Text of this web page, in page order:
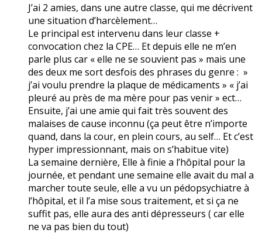
J’ai 2 amies, dans une autre classe, qui me décrivent
une situation d’harcèlement…
Le principal est intervenu dans leur classe +
convocation chez la CPE… Et depuis elle ne m’en
parle plus car « elle ne se souvient pas » mais une
des deux me sort desfois des phrases du genre : »
j’ai voulu prendre la plaque de médicaments » « j’ai
pleuré au près de ma mère pour pas venir » ect…
Ensuite, j’ai une amie qui fait très souvent des
malaises de cause inconnu (ça peut être n’importe
quand, dans la cour, en plein cours, au self… Et c’est
hyper impressionnant, mais on s’habitue vite)
La semaine dernière, Elle à finie a l’hôpital pour la
journée, et pendant une semaine elle avait du mal a
marcher toute seule, elle a vu un pédopsychiatre à
l’hôpital, et il l’a mise sous traitement, et si ça ne
suffit pas, elle aura des anti dépresseurs ( car elle
ne va pas bien du tout)